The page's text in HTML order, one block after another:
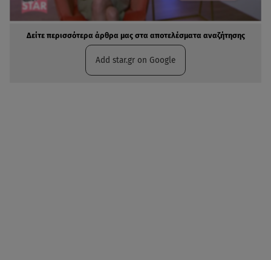
Δείτε περισσότερα άρθρα μας στα αποτελέσματα αναζήτησης
Add star.gr on Google